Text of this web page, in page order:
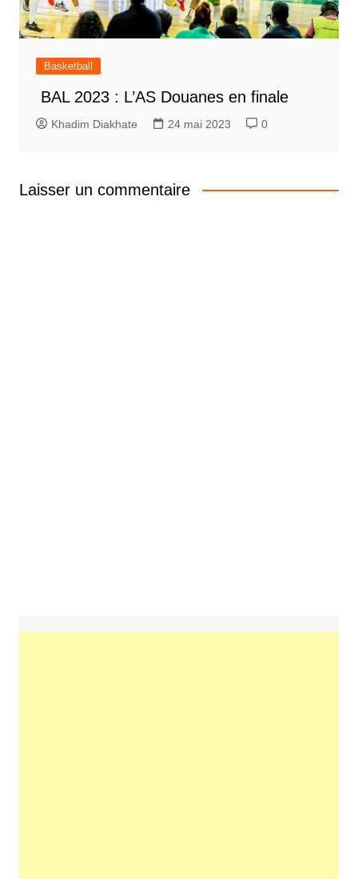
Basketball
BAL 2023 : L’AS Douanes en finale
Khadim Diakhate 24 mai 2023 0
Laisser un commentaire